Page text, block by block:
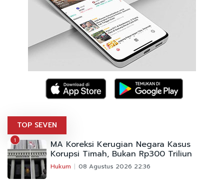
TOP SEVEN
1 MA Koreksi Kerugian Negara Kasus
Korupsi Timah, Bukan Rp300 Triliun
Hukum 08 Agustus 2026 22:36